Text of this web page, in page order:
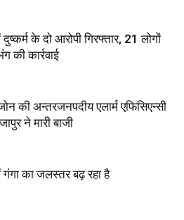
दुष्कर्म के दो आरोपी गिरफ्तार, 21 लोगों
की कार्रवाई
की अन्तरजनपदीय एलार्म एफिसिएन्सी
ने मारी बाजी
गंगा का जलस्तर बढ़ रहा है